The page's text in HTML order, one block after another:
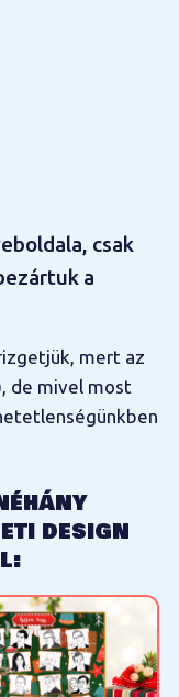
csak
a
mert az
de mivel most
design